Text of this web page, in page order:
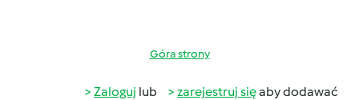
Góra strony
Zaloguj lub zarejestruj sięaby dodawać